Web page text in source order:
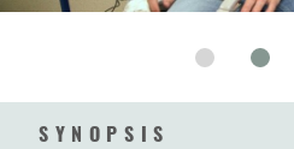
SYNOPSIS